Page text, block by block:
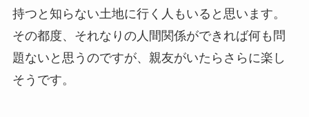
持つと知らない土地に行く人もいると思います。
その都度、それなりの人間関係ができれば何も問
題ないと思うのですが、親友がいたらさらに楽し
そうです。